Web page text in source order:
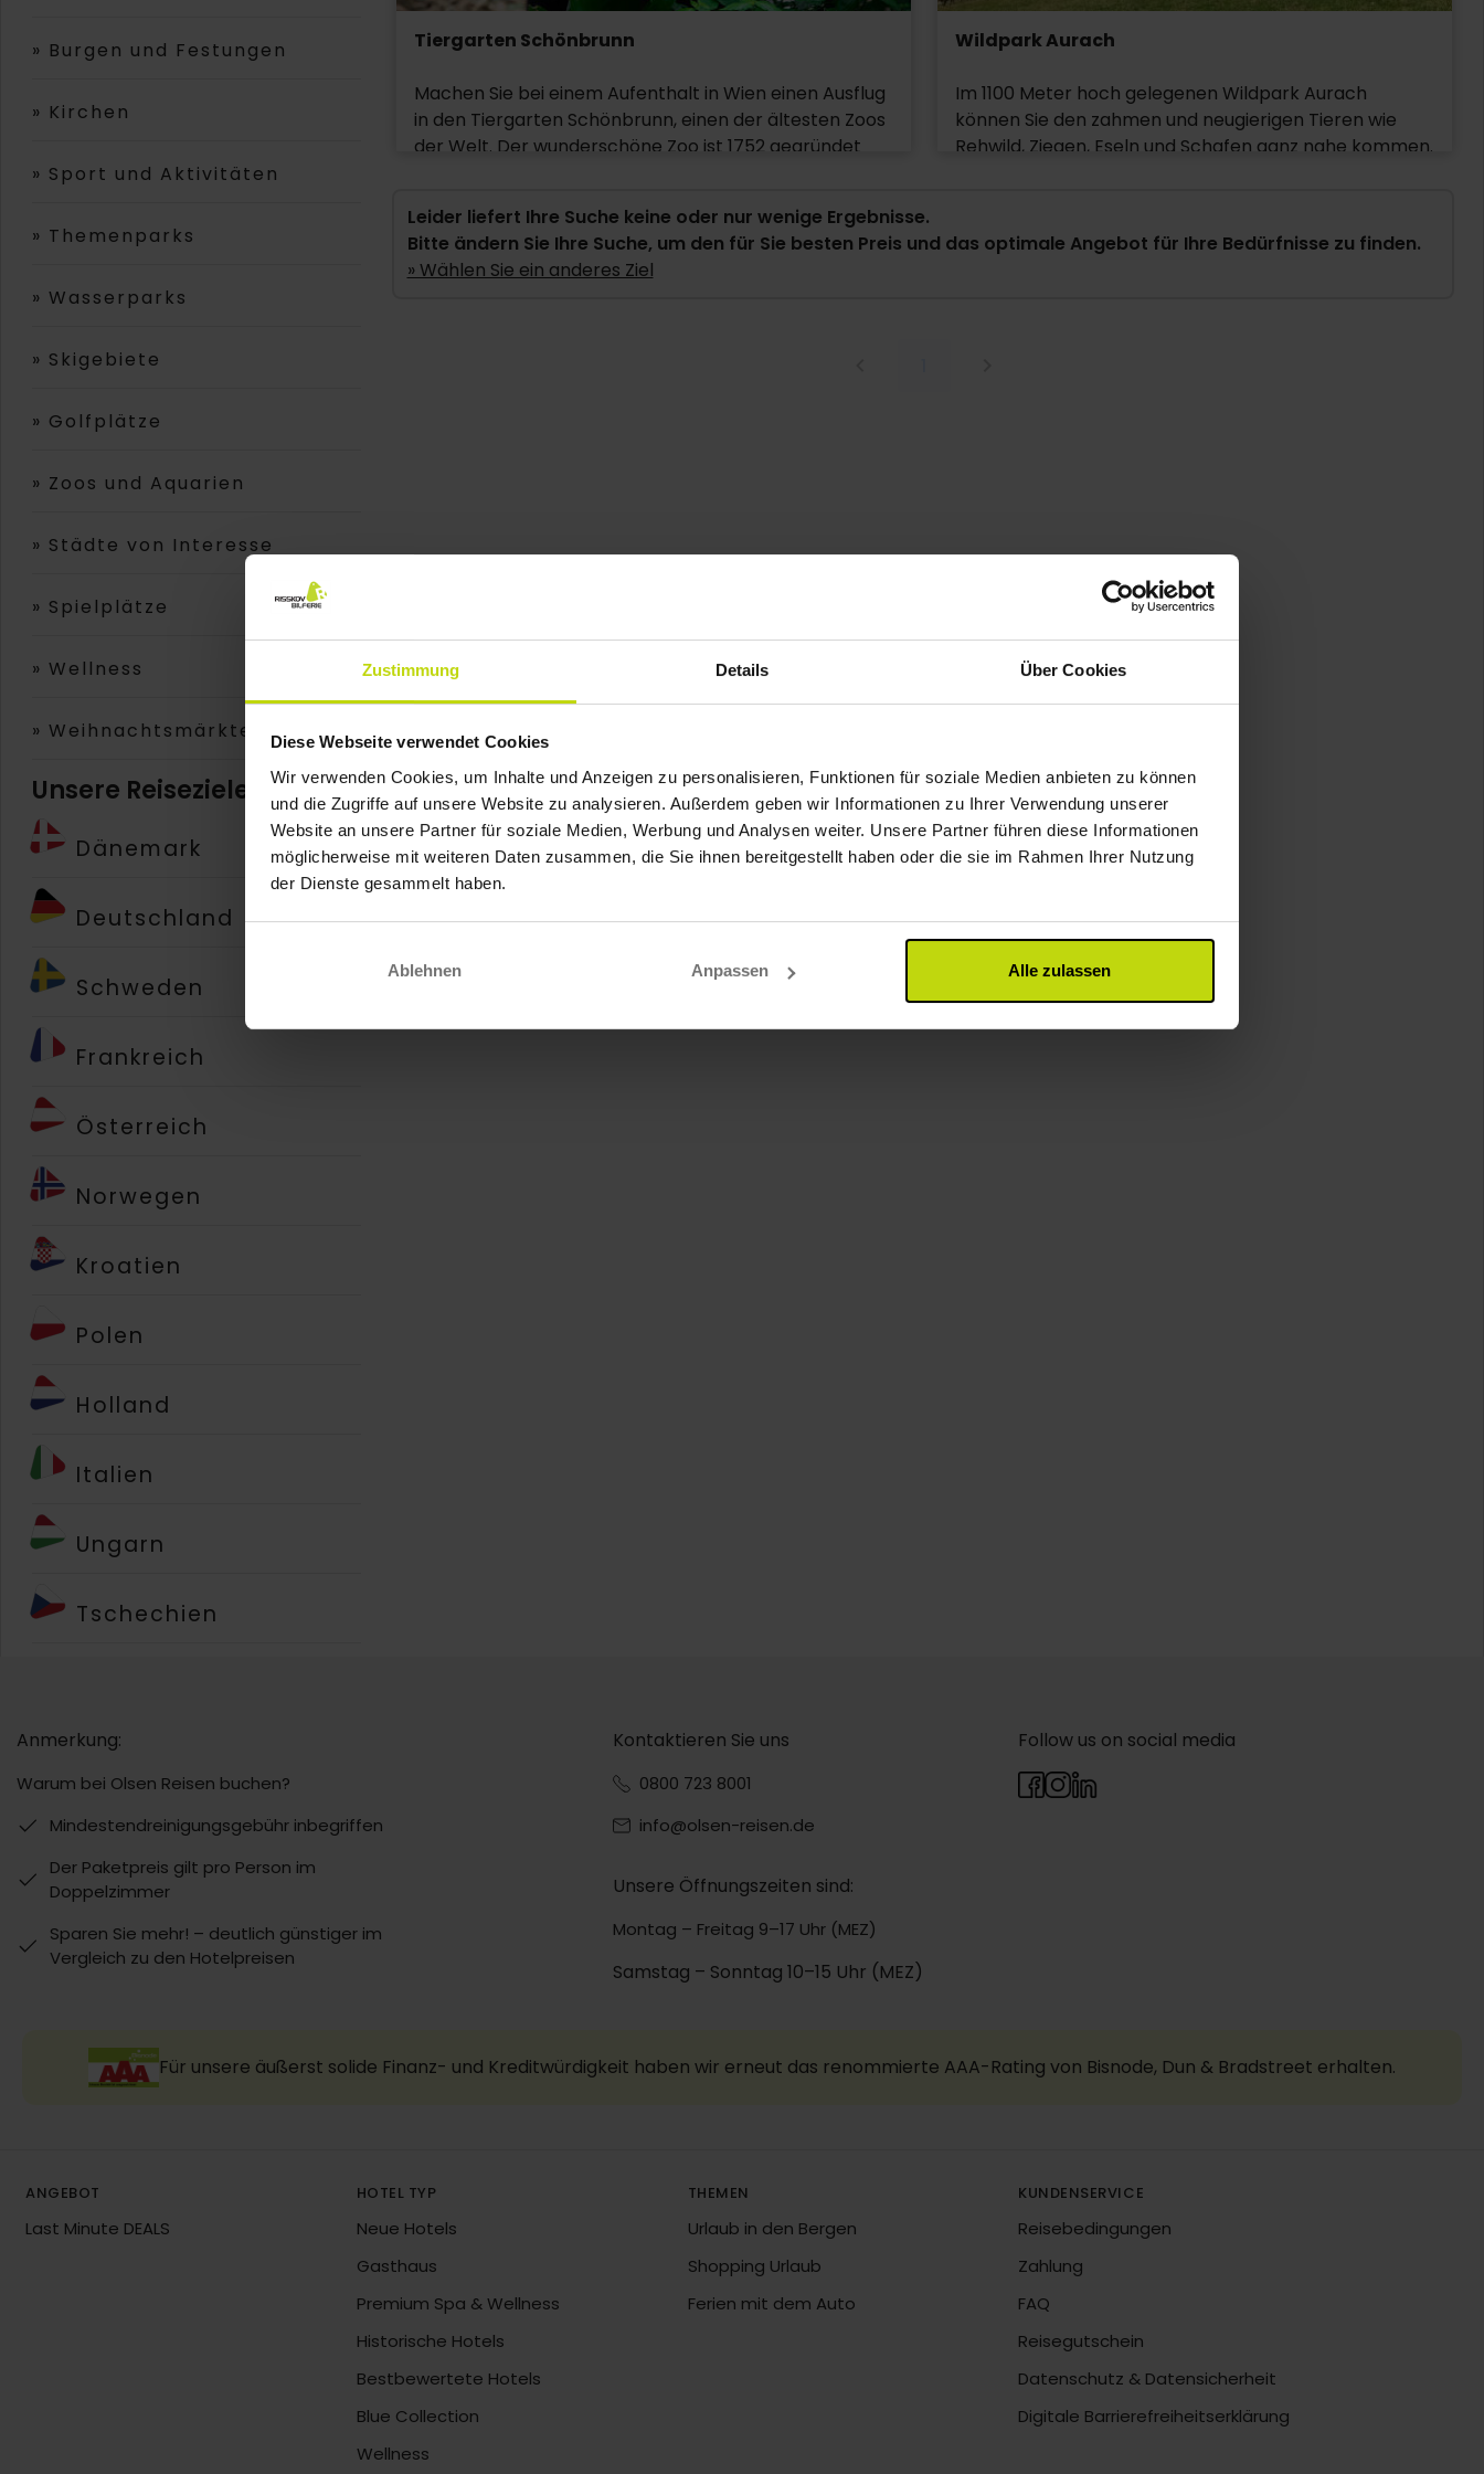
Zustimmung Details Über Cookies
Diese Webseite verwendet Cookies
Wir verwenden Cookies, um Inhalte und Anzeigen zu personalisieren, Funktionen für soziale Medien anbieten zu können
und die Zugriffe auf unsere Website zu analysieren. Außerdem geben wir Informationen zu Ihrer Verwendung unserer
Website an unsere Partner für soziale Medien, Werbung und Analysen weiter. Unsere Partner führen diese Informationen
möglicherweise mit weiteren Daten zusammen, die Sie ihnen bereitgestellt haben oder die sie im Rahmen Ihrer Nutzung
der Dienste gesammelt haben.
Ablehnen Anpassen Alle zulassen
» Burgen und Festungen
» Kirchen
» Sport und Aktivitäten
» Themenparks
» Wasserparks
» Skigebiete
» Golfplätze
» Zoos und Aquarien
» Städte von Interesse
» Spielplätze
» Wellness
» Weihnachtsmärkte
Unsere Reiseziele
Dänemark
Deutschland
Schweden
Frankreich
Österreich
Norwegen
Kroatien
Polen
Holland
Italien
Ungarn
Tschechien
Tiergarten Schönbrunn
Machen Sie bei einem Aufenthalt in Wien einen Ausflug
in den Tiergarten Schönbrunn, einen der ältesten Zoos
der Welt. Der wunderschöne Zoo ist 1752 gegründet
Wildpark sind auch viele andere interessante Tiere aus
aller Welt zu sehen.
Wildpark Aurach
Im 1100 Meter hoch gelegenen Wildpark Aurach
können Sie den zahmen und neugierigen Tieren wie
Rehwild, Ziegen, Eseln und Schafen ganz nahe kommen.
zahmen Tiere und die vielen Quadratmeter Natur sowie
Leider liefert Ihre Suche keine oder nur wenige Ergebnisse.
Bitte ändern Sie Ihre Suche, um den für Sie besten Preis und das optimale Angebot für Ihre Bedürfnisse zu finden.
» Wählen Sie ein anderes Ziel
Anmerkung:
Warum bei Olsen Reisen buchen?
Mindestendreinigungsgebühr inbegriffen
Der Paketpreis gilt pro Person im
Doppelzimmer
Sparen Sie mehr! – deutlich günstiger im
Vergleich zu den Hotelpreisen
Kontaktieren Sie uns
0800 723 8001
info@olsen-reisen.de
Unsere Öffnungszeiten sind:
Montag – Freitag 9–17 Uhr (MEZ)
Samstag – Sonntag 10–15 Uhr (MEZ)
Follow us on social media
Für unsere äußerst solide Finanz- und Kreditwürdigkeit haben wir erneut das renommierte AAA-Rating von Bisnode, Dun & Bradstreet erhalten.
ANGEBOT
Last Minute DEALS
HOTEL TYP
Neue Hotels
Gasthaus
Premium Spa & Wellness
Historische Hotels
Bestbewertete Hotels
Blue Collection
Wellness
THEMEN
Urlaub in den Bergen
Shopping Urlaub
Ferien mit dem Auto
KUNDENSERVICE
Reisebedingungen
Zahlung
FAQ
Reisegutschein
Datenschutz & Datensicherheit
Digitale Barrierefreiheitserklärung